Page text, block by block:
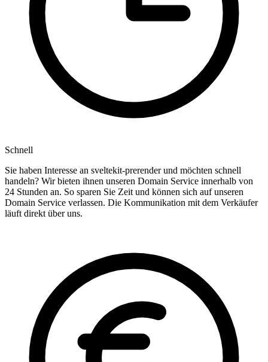
Schnell
Sie haben Interesse an sveltekit-prerender und möchten schnell
handeln? Wir bieten ihnen unseren Domain Service innerhalb von
24 Stunden an. So sparen Sie Zeit und können sich auf unseren
Domain Service verlassen. Die Kommunikation mit dem Verkäufer
läuft direkt über uns.